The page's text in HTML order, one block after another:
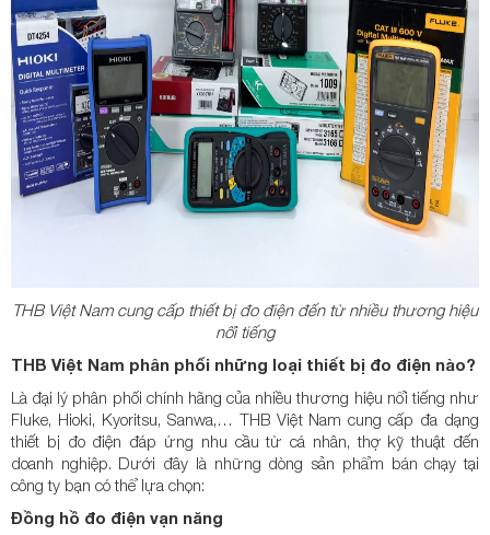
THB Việt Nam cung cấp thiết bị đo điện đến từ nhiều thương hiệu
nổi tiếng
THB Việt Nam phân phối những loại thiết bị đo điện nào?
Là đại lý phân phối chính hãng của nhiều thương hiệu nổi tiếng như
Fluke, Hioki, Kyoritsu, Sanwa,… THB Việt Nam cung cấp đa dạng
thiết bị đo điện đáp ứng nhu cầu từ cá nhân, thợ kỹ thuật đến
doanh nghiệp. Dưới đây là những dòng sản phẩm bán chạy tại
công ty bạn có thể lựa chọn:
Đồng hồ đo điện vạn năng